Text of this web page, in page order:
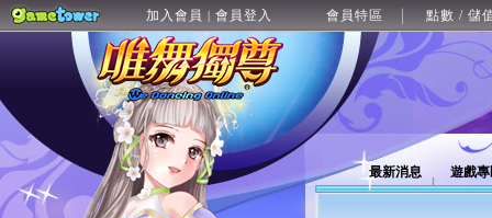
加入會員 | 會員登入 會員特區 點數 / 儲
最新消息 遊戲